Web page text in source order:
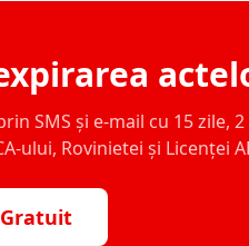
SMS și e-mail cu 15 zile, 2
ului, Rovinietei și Licenței